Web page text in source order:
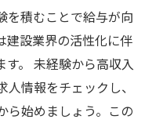
を積むことで給与が向
建設業界の活性化に伴
す。 未経験から高収入
情報をチェックし、
ら始めましょう。この